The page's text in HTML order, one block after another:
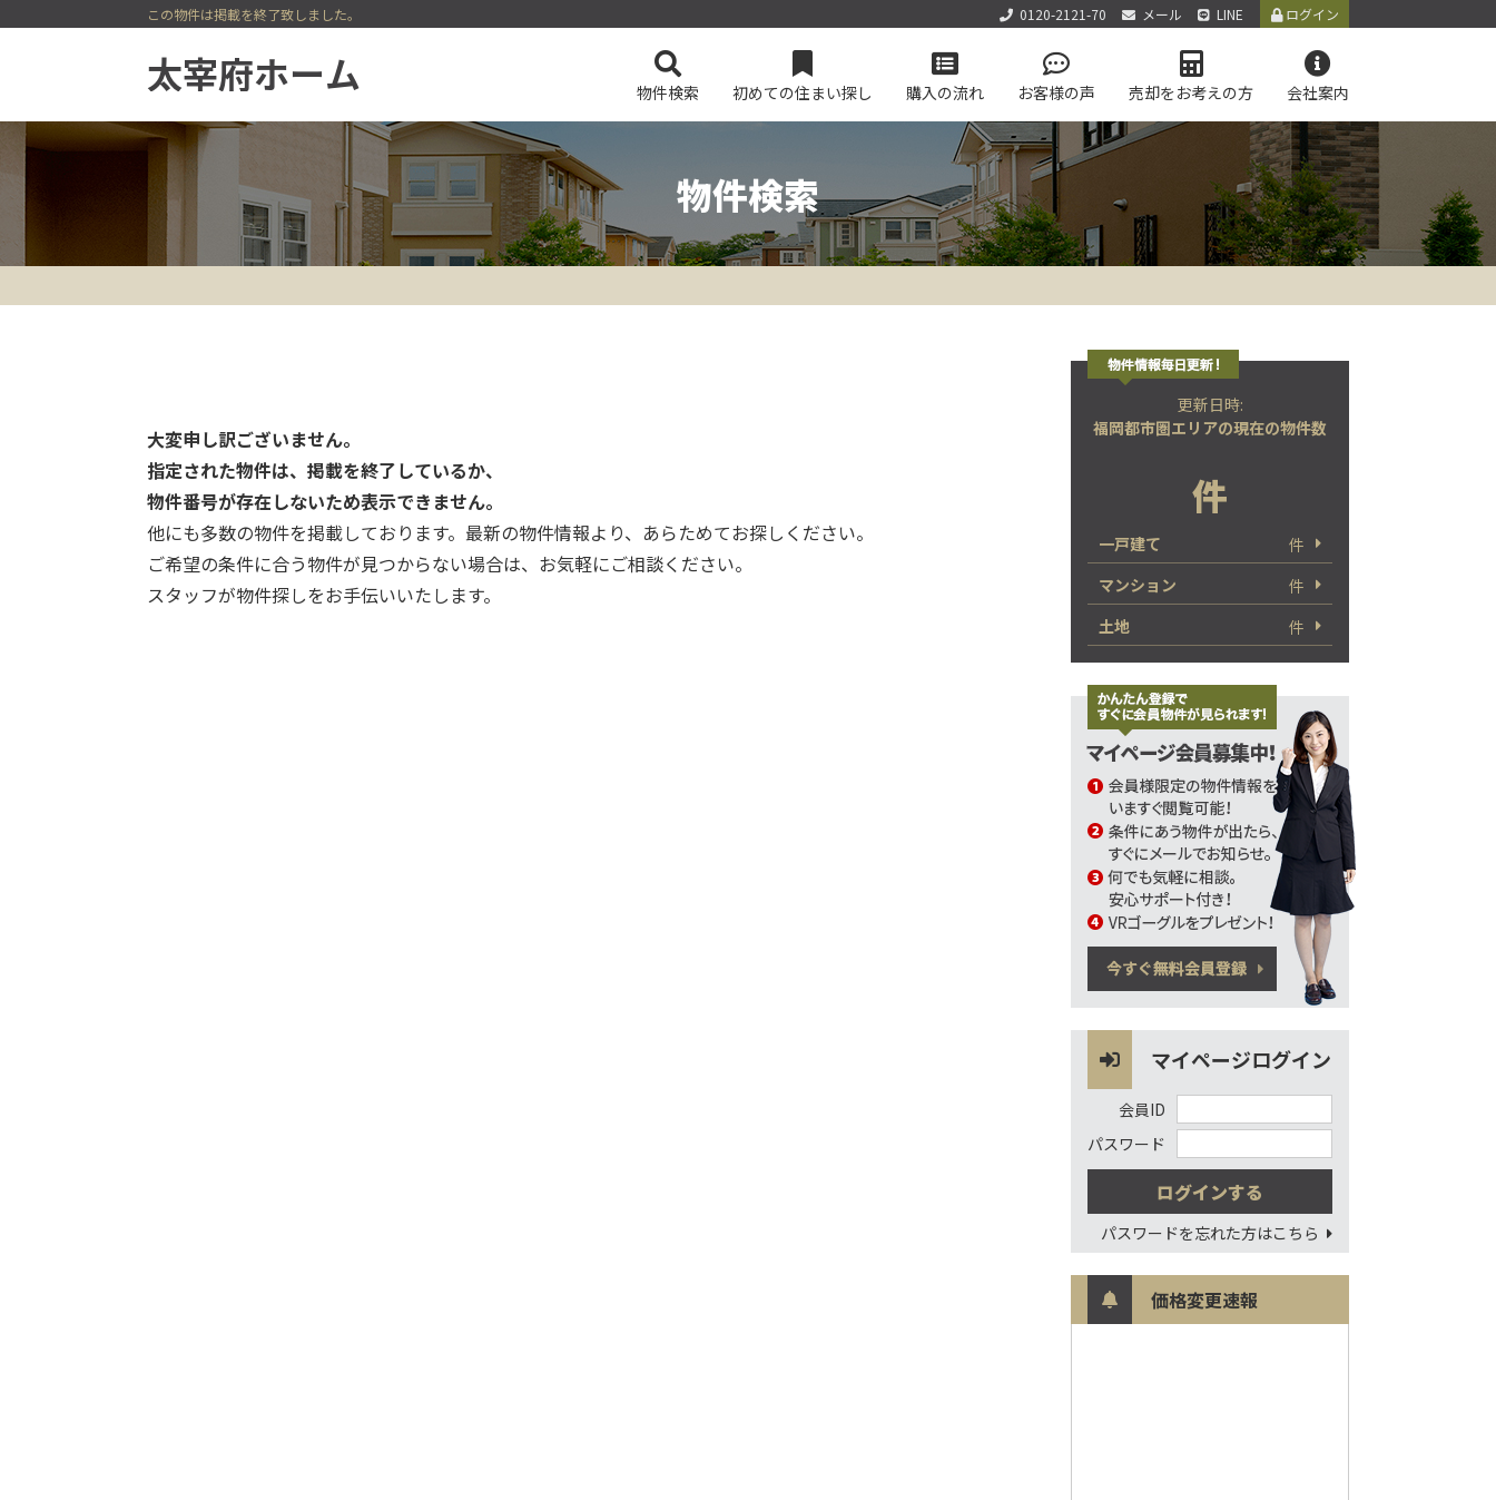
この物件は掲載を終了致しました。 0120-2121-70 メール LINE ログイン
物件検索 初めての住まい探し 購入の流れ お客様の声 売却をお考えの方 会社案内
アクセス
お知らせ
お問い合わせ
サイトマップ
個人情報保護方針
物件検索
大変申し訳ございません。
指定された物件は、掲載を終了しているか、
物件番号が存在しないため表示できません。
他にも多数の物件を掲載しております。最新の物件情報より、あらためてお探しください。
ご希望の条件に合う物件が見つからない場合は、お気軽にご相談ください。
スタッフが物件探しをお手伝いいたします。
更新日時:
福岡都市圏エリアの現在の物件数
件
一戸建て
件
マンション
件
土地
件
マイページログイン
会員ID
パスワード
パスワードを忘れた方はこちら
価格変更速報